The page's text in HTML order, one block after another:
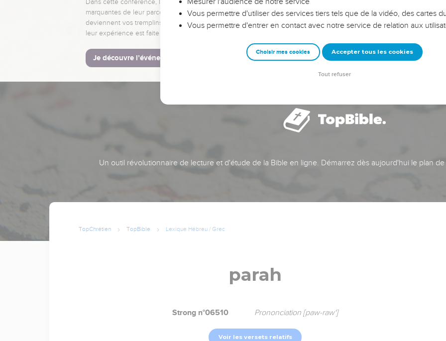
marquantes de leur parcours et les clés pour avancer avec plus de sagesse afin que leurs erreurs
deviennent vos tremplins. Que vous guidiez un ministère, une équipe, un groupe ou une famille,
leur expérience est faite pour vous.
Je découvre l’événement
Un outil révolutionnaire de lecture et d'étude de la Bible en ligne. Démarrez dès aujourd'hui le plan
TopChrétien TopBible Lexique Hébreu / Grec
parah
Strong n°06510 Prononciation [paw-raw']
Voir les versets relatifs
Vous permettre d'utiliser des services tiers tels que de la vidéo, des cartes
Vous permettre d'entrer en contact avec notre service de relation aux
Choisir mes cookies Accepter tous les cookies
Tout refuser